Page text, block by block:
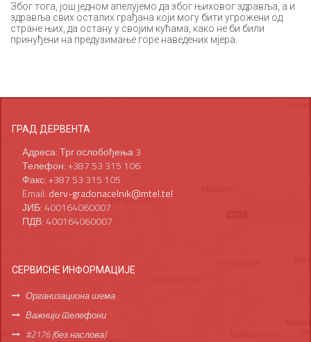
Због тога, још једном апелујемо да због њиховог здравља, а и
здравља свих осталих грађана који могу бити угрожени од
стране њих, да остану у својим кућама, како не би били
принуђени на предузимање горе наведених мјера.
ГРАД ДЕРВЕНТА
Адреса: Трг ослобођења 3
Телефон: +387 53 315 106
Факс: +387 53 315 105
Email: derv-gradonacelnik@mtel.tel
ЈИБ: 400164060007
ПДВ: 400164060007
СЕРВИСНЕ ИНФОРМАЦИЈЕ
Организациона шема
Важнији телефони
#2176 (без наслова)